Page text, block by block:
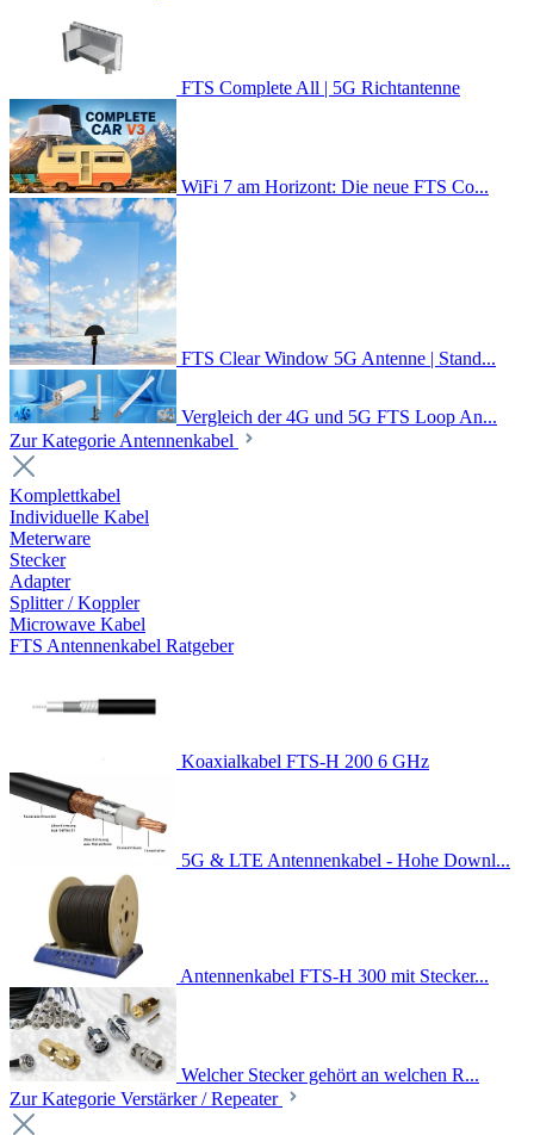
FTS Complete All | 5G Richtantenne
WiFi 7 am Horizont: Die neue FTS Co...
FTS Clear Window 5G Antenne | Stand...
Vergleich der 4G und 5G FTS Loop An...
Zur Kategorie Antennenkabel
Komplettkabel
Individuelle Kabel
Meterware
Stecker
Adapter
Splitter / Koppler
Microwave Kabel
FTS Antennenkabel Ratgeber
Koaxialkabel FTS-H 200 6 GHz
5G & LTE Antennenkabel - Hohe Downl...
Antennenkabel FTS-H 300 mit Stecker...
Welcher Stecker gehört an welchen R...
Zur Kategorie Verstärker / Repeater